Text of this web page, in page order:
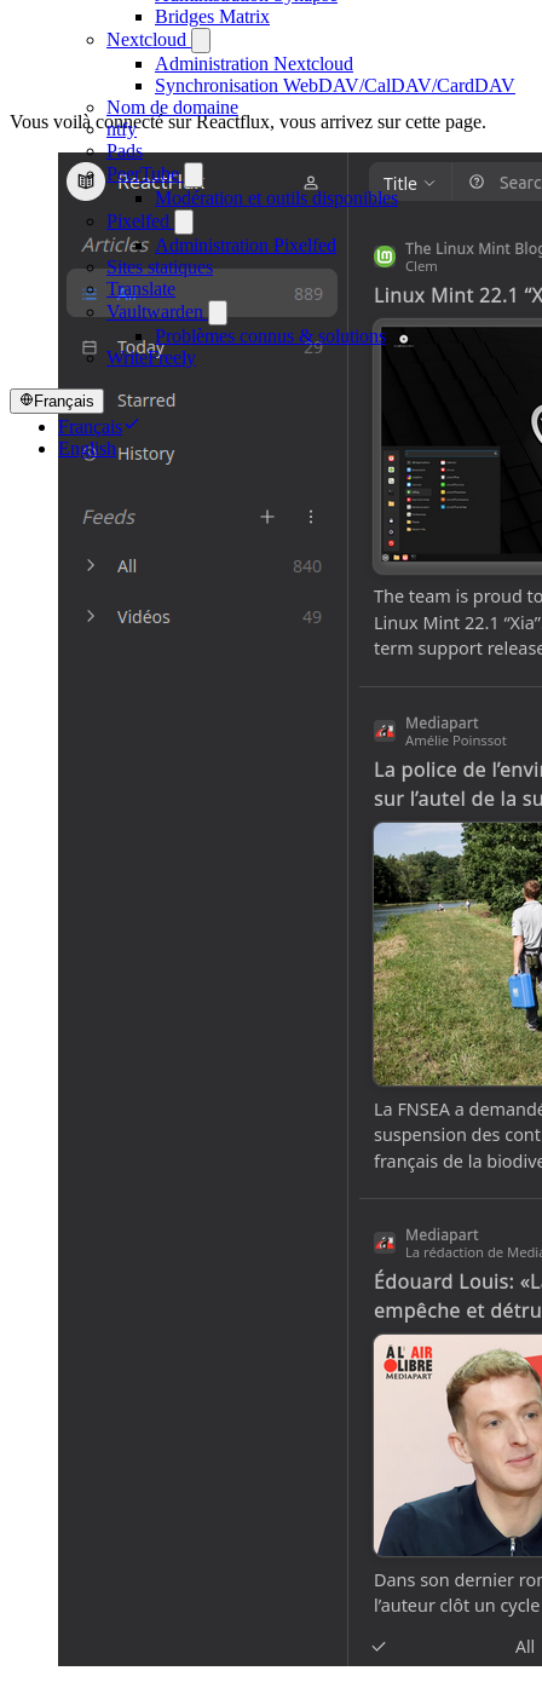
Bridges Matrix
Nextcloud
Administration Nextcloud
Synchronisation WebDAV/CalDAV/CardDAV
Nom de domaine
ntfy
Pads
PeerTube
Modération et outils disponibles
Pixelfed
Administration Pixelfed
Sites statiques
Translate
Vaultwarden
Problèmes connus & solutions
WriteFreely
Français
Français
English
Vous voilà connecté sur Reactflux, vous arrivez sur cette page.